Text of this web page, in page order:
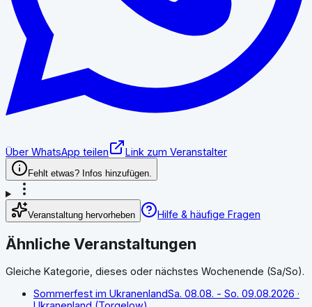
Über WhatsApp teilen Link zum Veranstalter
Fehlt etwas? Infos hinzufügen.
Veranstaltung hervorheben Hilfe & häufige Fragen
Ähnliche Veranstaltungen
Gleiche Kategorie, dieses oder nächstes Wochenende (Sa/So).
Sommerfest im UkranenlandSa. 08.08. - So. 09.08.2026 ·